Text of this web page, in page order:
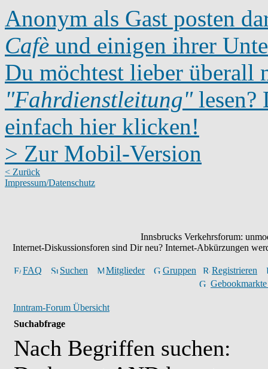
Anonym als Gast posten
Cafè und einigen ihrer
Du möchtest lieber überall
"Fahrdienstleitung"lesen?
einfach hier klicken!
> Zur Mobil-Version
< Zurück
Impressum/Datenschutz
Innsbrucks Verkehrsforum:
Internet-Diskussionsforen sind Dir neu? Internet-Abkürzungen
FAQ Suchen Mitglieder Gruppen
Registrieren
Inntram-Forum Übersicht
Suchabfrage
Nach Begriffen suchen: